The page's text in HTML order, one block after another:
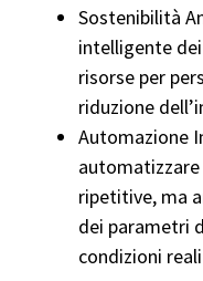
Sostenibilità
intelligente
risorse per
riduzione
Automazione
ripetitive, ma
dei parametri
condizioni reali